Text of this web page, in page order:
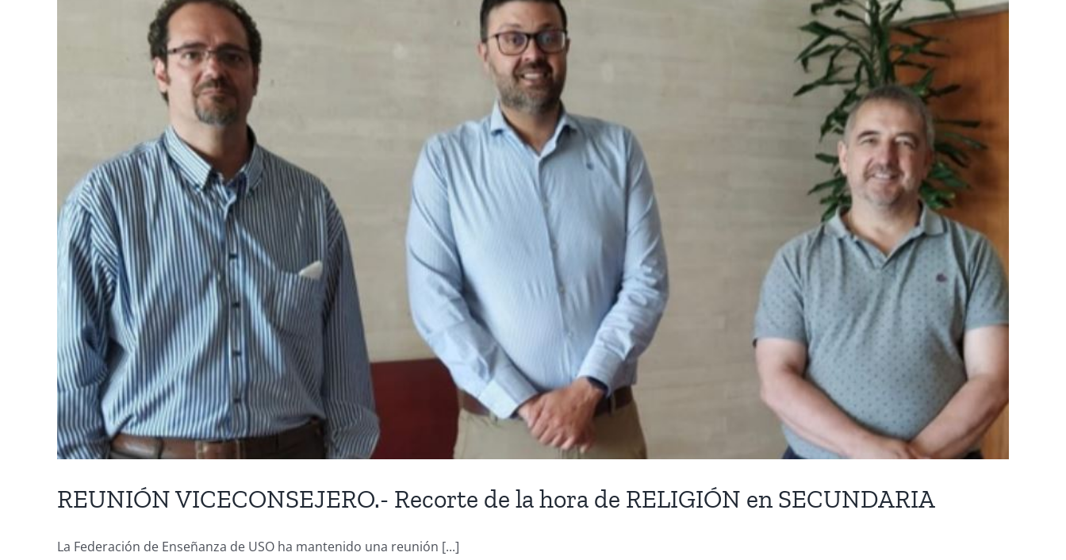
REUNIÓN VICECONSEJERO.- Recorte de la hora de RELIGIÓN en SECUNDARIA
La Federación de Enseñanza de USO ha mantenido una reunión [...]